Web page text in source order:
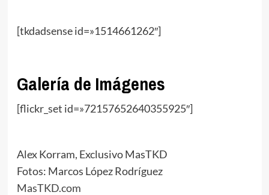
[tkdadsense id=»1514661262″]
Galería de Imágenes
[flickr_set id=»72157652640355925″]
Alex Korram, Exclusivo MasTKD
Fotos: Marcos López Rodríguez
MasTKD.com